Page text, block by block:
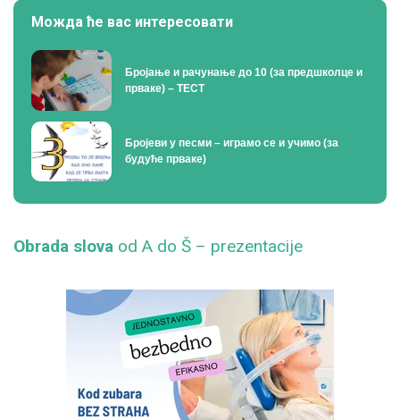
Можда ће вас интересовати
Бројање и рачунање до 10 (за предшколце и
прваке) – ТЕСТ
Бројеви у песми – играмо се и учимо (за
будуће прваке)
Obrada slova od A do Š – prezentacije